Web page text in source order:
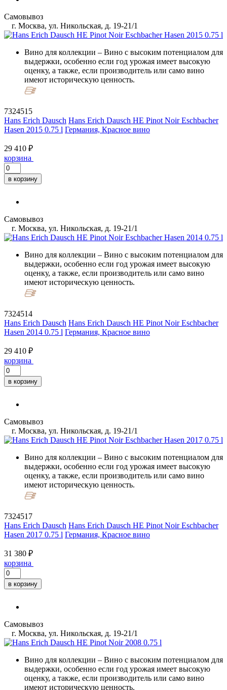
Самовывоз
г. Москва, ул. Никольская, д. 19-21/1
Вино для коллекции – Вино с высоким потенциалом для
выдержки, особенно если год урожая имеет высокую
оценку, а также, если производитель или само вино
имеют историческую ценность.
7324515
Hans Erich Dausch Hans Erich Dausch HE Pinot Noir Eschbacher
Hasen 2015 0.75 l Германия, Красное вино
29 410 ₽
корзина
в корзину
Самовывоз
г. Москва, ул. Никольская, д. 19-21/1
Вино для коллекции – Вино с высоким потенциалом для
выдержки, особенно если год урожая имеет высокую
оценку, а также, если производитель или само вино
имеют историческую ценность.
7324514
Hans Erich Dausch Hans Erich Dausch HE Pinot Noir Eschbacher
Hasen 2014 0.75 l Германия, Красное вино
29 410 ₽
корзина
в корзину
Самовывоз
г. Москва, ул. Никольская, д. 19-21/1
Вино для коллекции – Вино с высоким потенциалом для
выдержки, особенно если год урожая имеет высокую
оценку, а также, если производитель или само вино
имеют историческую ценность.
7324517
Hans Erich Dausch Hans Erich Dausch HE Pinot Noir Eschbacher
Hasen 2017 0.75 l Германия, Красное вино
31 380 ₽
корзина
в корзину
Самовывоз
г. Москва, ул. Никольская, д. 19-21/1
Вино для коллекции – Вино с высоким потенциалом для
выдержки, особенно если год урожая имеет высокую
оценку, а также, если производитель или само вино
имеют историческую ценность.